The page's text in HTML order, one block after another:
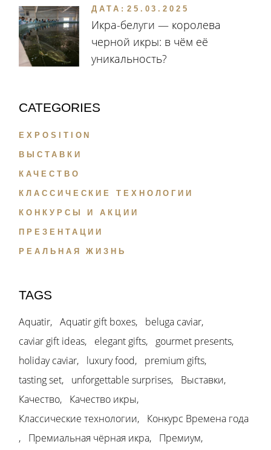
ДАТА: 25.03.2025
Икра-белуги — королева
черной икры: в чём её
уникальность?
CATEGORIES
EXPOSITION
ВЫСТАВКИ
КАЧЕСТВО
КЛАССИЧЕСКИЕ ТЕХНОЛОГИИ
КОНКУРСЫ И АКЦИИ
ПРЕЗЕНТАЦИИ
РЕАЛЬНАЯ ЖИЗНЬ
TAGS
Aquatir Aquatir gift boxes
beluga caviar
caviar gift ideas
elegant gifts
gourmet presents
holiday caviar
luxury food
premium gifts
tasting set
unforgettable surprises
Выставки
Качество
Качество икры
Классические технологии
Конкурс Времена года
Премиальная чёрная икра
Премиум